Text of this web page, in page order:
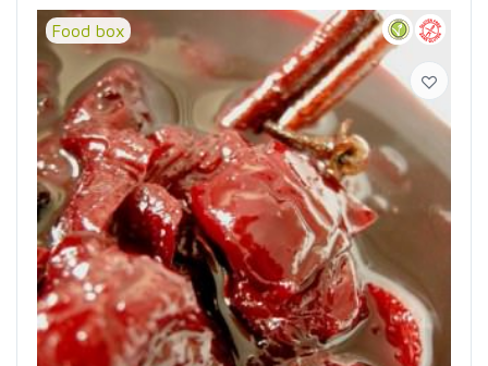
Food box